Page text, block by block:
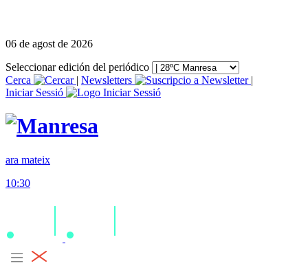
06 de agost de 2026
Seleccionar edición del periódico
Cerca
| Newsletters
|
Iniciar Sessió
ara mateix
10:30